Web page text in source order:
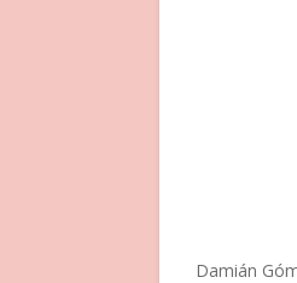
Damián